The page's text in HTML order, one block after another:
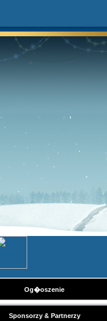
Og�oszenie
Sponsorzy & Partnerzy